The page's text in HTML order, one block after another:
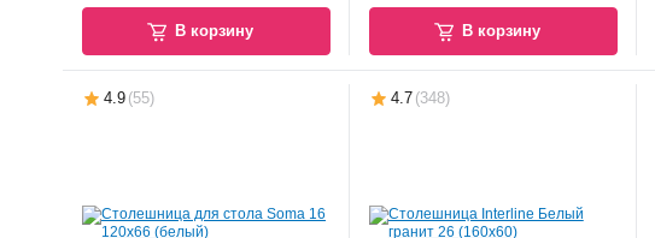
В корзину В корзину
4.9 (55) 4.7 (348)